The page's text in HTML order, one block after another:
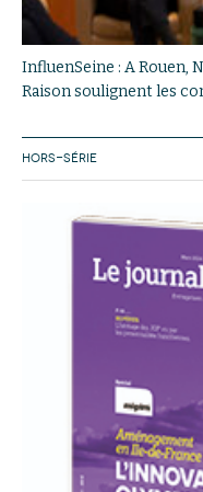
InfluenSeine : A Rouen,
Raison soulignent les
HORS-SÉRIE